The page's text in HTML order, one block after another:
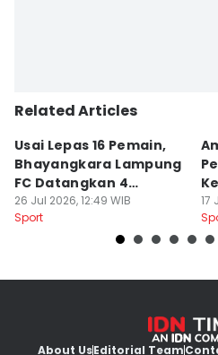
Related Articles
Usai Lepas 16 Pemain,
Bhayangkara Lampung
FC Datangkan 4
Rekrutan
26 Jul 2026, 12:49 WIB
Sport
17
About UsEditorial Team